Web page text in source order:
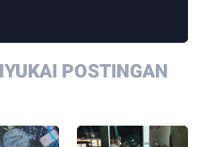
POSTINGAN